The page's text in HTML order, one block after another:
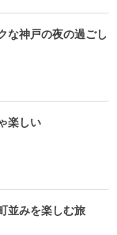
な神戸の夜の過ごし
楽しい
並みを楽しむ旅